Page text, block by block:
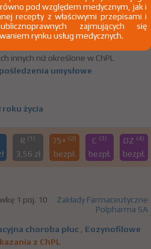
po epizodzie padaczkowym
ośrodkowego układu
nowotworu - leczenie
innych niż określone w ChPL
umysłowe
roku życia
R (1)
3,56 zł
75+ (2)
bezpł.
C (3)
bezpł.
DZ (4)
bezpł.
1 poj. 10
Zakłady Farmaceutyczne
Polpharma SA
choroba płuc , Eozynofilowe
z ChPL
pod względem medycznym, jak i
recepty z właściwymi przepisami i
zajmujących się
rynku usług medycznych.